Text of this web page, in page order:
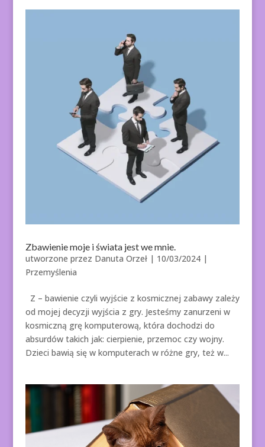
Zbawienie moje i świata jest we mnie.
utworzone przez Danuta Orzeł| 10/03/2024|
Przemyślenia
Z – bawienie czyli wyjście z kosmicznej zabawy zależy
od mojej decyzji wyjścia z gry. Jesteśmy zanurzeni w
kosmiczną grę komputerową, która dochodzi do
absurdów takich jak: cierpienie, przemoc czy wojny.
Dzieci bawią się w komputerach w różne gry, też w...